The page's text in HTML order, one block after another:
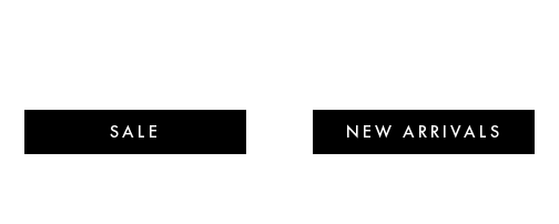
SALE NEW ARRIVALS